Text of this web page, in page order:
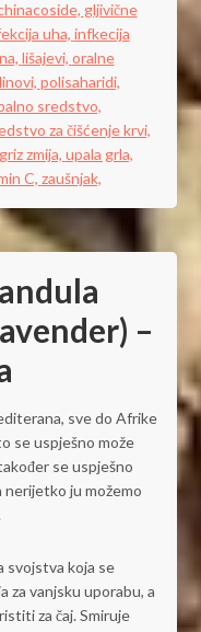
gljivične
uha, infkecija
lišajevi, oralne
polisaharidi,
sredstvo,
za čišćenje krvi,
zmija, upala grla,
C, zaušnjak,
–
sve do Afrike
se uspješno može
se uspješno
nerijetko ju možemo
svojstva koja se
za vanjsku uporabu, a
za čaj. Smiruje